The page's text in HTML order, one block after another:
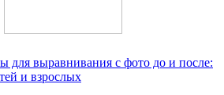
для выравнивания с фото до и после:
и взрослых